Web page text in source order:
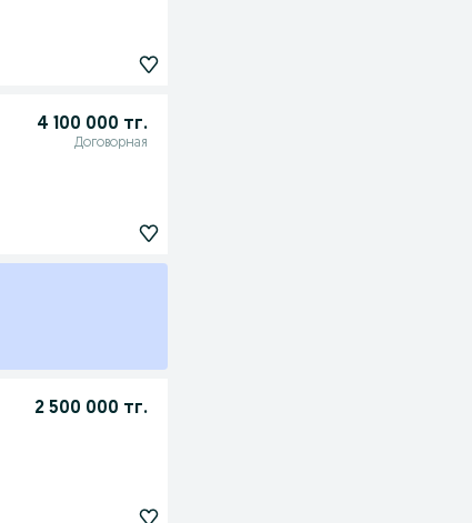
4 100 000 тг.
Договорная
2 500 000 тг.